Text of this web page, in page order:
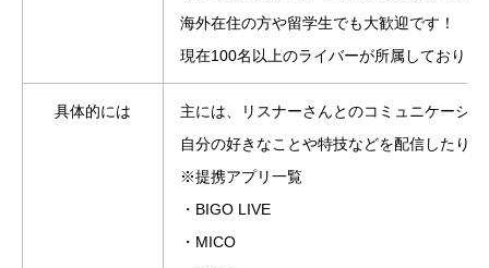
海外在住の方や留学生でも大歓迎です！
現在100名以上のライバーが所属しておりま
具体的には
主には、リスナーさんとのコミュニケーシ
自分の好きなことや特技などを配信したり
※提携アプリ一覧
・BIGO LIVE
・MICO